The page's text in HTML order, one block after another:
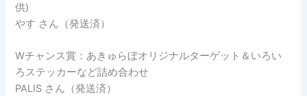
供)
やす さん（発送済）
Wチャンス賞：あきゅらぼオリジナルターゲット＆いろい
ろステッカーなど詰め合わせ
PALIS さん（発送済）